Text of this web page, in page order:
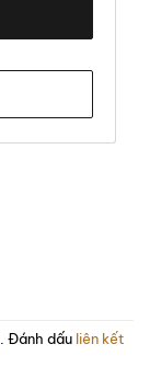
. Đánh dấu liên kết